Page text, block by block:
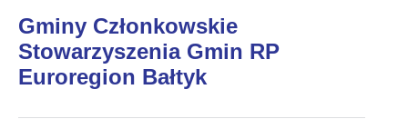
Gminy Członkowskie
Stowarzyszenia Gmin RP
Euroregion Bałtyk